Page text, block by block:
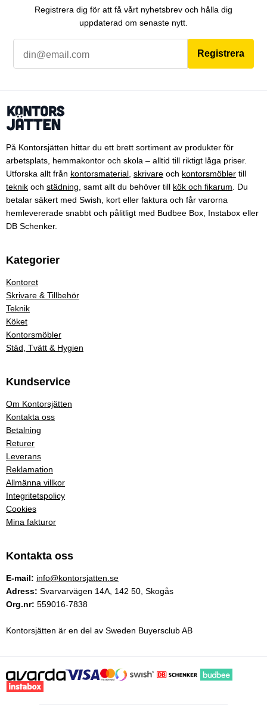
Registrera dig för att få vårt nyhetsbrev och hålla dig
uppdaterad om senaste nytt.
Registrera
På Kontorsjätten hittar du ett brett sortiment av produkter för
arbetsplats, hemmakontor och skola – alltid till riktigt låga priser.
Utforska allt från kontorsmaterial skrivare och kontorsmöbler till
teknik och städning , samt allt du behöver till kök och fikarum . Du
betalar säkert med Swish, kort eller faktura och får varorna
hemlevererade snabbt och pålitligt med Budbee Box, Instabox eller
DB Schenker.
Kategorier
Kontoret
Skrivare & Tillbehör
Teknik
Köket
Kontorsmöbler
Städ, Tvätt & Hygien
Kundservice
Om Kontorsjätten
Kontakta oss
Betalning
Returer
Leverans
Reklamation
Allmänna villkor
Integritetspolicy
Cookies
Mina fakturor
Kontakta oss
E-mail: info@kontorsjatten.se
Adress: Svarvarvägen 14A, 142 50, Skogås
Org.nr: 559016-7838
Kontorsjätten är en del av Sweden Buyersclub AB